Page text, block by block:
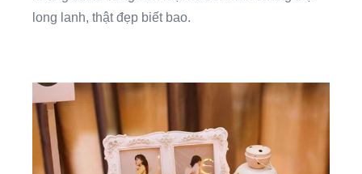
long lanh, thật đẹp biết bao.